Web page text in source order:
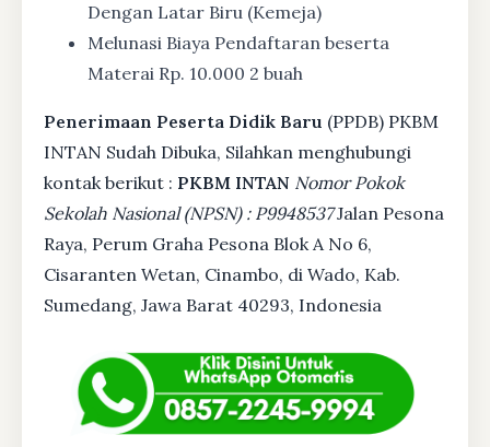
Dengan Latar Biru (Kemeja)
Melunasi Biaya Pendaftaran beserta
Materai Rp. 10.000 2 buah
Penerimaan Peserta Didik Baru (PPDB) PKBM
INTAN Sudah Dibuka, Silahkan menghubungi
kontak berikut : PKBM INTAN Nomor Pokok
Sekolah Nasional (NPSN) : P9948537Jalan Pesona
Raya, Perum Graha Pesona Blok A No 6,
Cisaranten Wetan, Cinambo, di Wado, Kab.
Sumedang, Jawa Barat 40293, Indonesia